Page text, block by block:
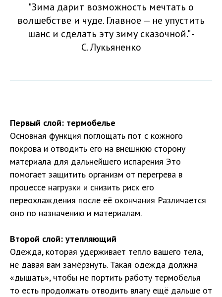
"Зима дарит возможность мечтать о
волшебстве и чуде. Главное — не упустить
шанс и сделать эту зиму сказочной." -
С. Лукьяненко
Первый слой: термобелье
Основная функция поглощать пот с кожного
покрова и отводить его на внешнюю сторону
материала для дальнейшего испарения Это
помогает защитить организм от перегрева в
процессе нагрузки и снизить риск его
переохлаждения после её окончания Различается
оно по назначению и материалам.
Второй слой: утепляющий
Одежда, которая удерживает тепло вашего тела,
не давая вам замёрзнуть. Такая одежда должна
«дышать», чтобы не портить работу термобелья
то есть продолжать отводить влагу ещё дальше от